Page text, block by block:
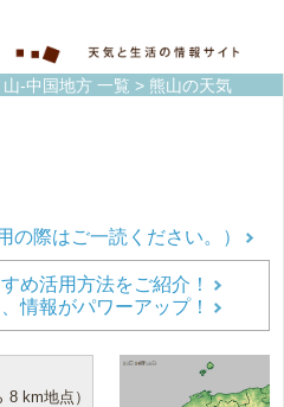
山-中国地方 一覧 > 熊山の天気
際はご一読ください。）
め活用方法をご紹介！
情報がパワーアップ！
8 km地点）